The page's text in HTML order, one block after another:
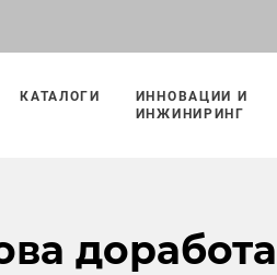
КАТАЛОГИ
ИННОВАЦИИ И
ИНЖИНИРИНГ